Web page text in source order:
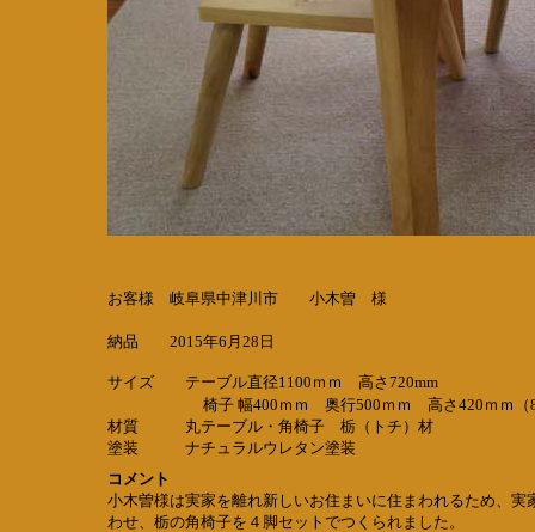
お客様 岐阜県中津川市 小木曽 様
納品 2015年6月28日
サイズ テーブル直径1100ｍｍ 高さ720mm
椅子 幅400ｍｍ 奥行500ｍｍ 高さ420ｍｍ（
材質 丸テーブル・角椅子 栃（トチ）材
塗装 ナチュラルウレタン塗装
コメント
小木曽様は実家を離れ新しいお住まいに住まわれるため、
わせ、栃の角椅子を４脚セットでつくられました。